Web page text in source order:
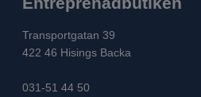
Transportgatan 39
422 46 Hisings Backa
031-51 44 50